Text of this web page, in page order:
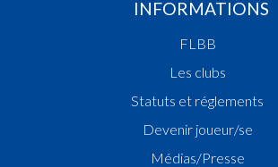
INFORMATIONS
FLBB
Les clubs
Statuts et réglements
Devenir joueur/se
Médias/Presse